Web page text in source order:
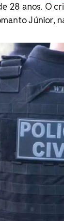
28 anos. O
Júnior,